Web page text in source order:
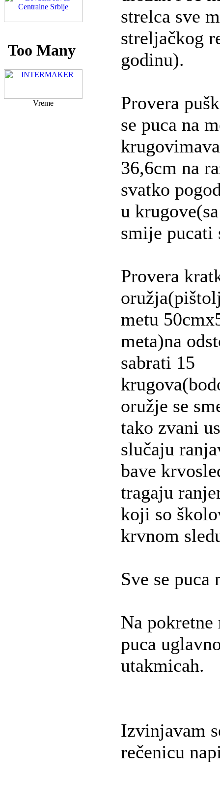
Vreme
strelca sve
streljačkog
godinu).
Provera
se puca na
36,6cm na
svatko
u
smije pucati
Provera
metu
meta)na
sabrati 15
oružje se
tako zvani
slučaju
bave
tragaju
koji so
krvnom
Sve se puca
Na
puca
utakmicah.
Izvinjavam
rečenicu